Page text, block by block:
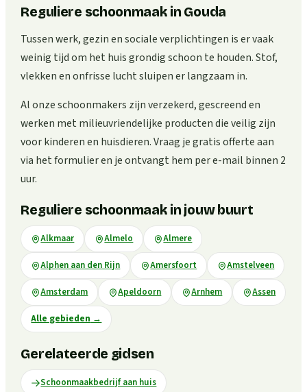
Reguliere schoonmaak in Gouda
Tussen werk, gezin en sociale verplichtingen is er vaak
weinig tijd om het huis grondig schoon te houden. Stof,
vlekken en onfrisse lucht sluipen er langzaam in.
Al onze schoonmakers zijn verzekerd, gescreend en
werken met milieuvriendelijke producten die veilig zijn
voor kinderen en huisdieren. Vraag je gratis offerte aan
via het formulier en je ontvangt hem per e-mail binnen 2
uur.
Reguliere schoonmaak in jouw buurt
Alkmaar Almelo Almere
Alphen aan den Rijn Amersfoort Amstelveen
Amsterdam Apeldoorn Arnhem Assen
Alle gebieden →
Gerelateerde gidsen
Schoonmaakbedrijf aan huis